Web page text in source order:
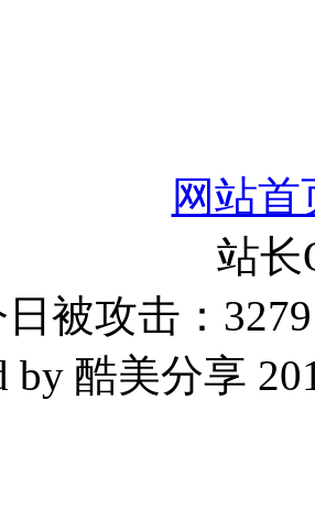
网站首
站
被攻击：
by 酷美分享